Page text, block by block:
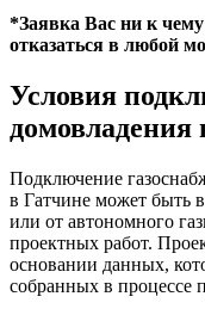
*Заявка Вас ни к
отказаться в любой
Условия
домовладения
Подключение
в Гатчине может быть
или от автономного
проектных работ.
основании данных,
собранных в процессе